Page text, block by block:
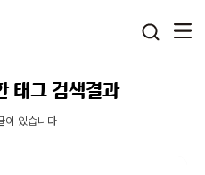
태그 검색결과
이 있습니다